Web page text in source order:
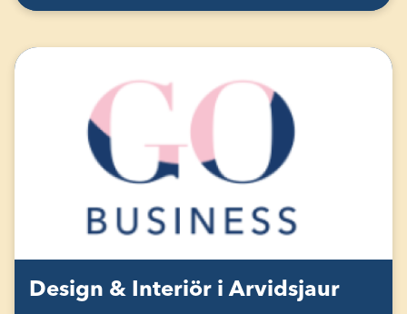
Design & Interiör i Arvidsjaur